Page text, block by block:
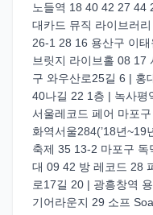
노들역 18 40 42 27 44
대카드 뮤직 라이브러
26-1 28 16 용산구 이
브릿지 라이브홀 08 17
구 와우산로25길 6 | 홍
40나길 22 1층 | 녹사
서울레코드 페어 마포
화역서울284(’18년
축제 35 13-2 마포구
대 09 42 방 레코드 28
로17길 20 | 광흥창역
기어라운지 29 소프